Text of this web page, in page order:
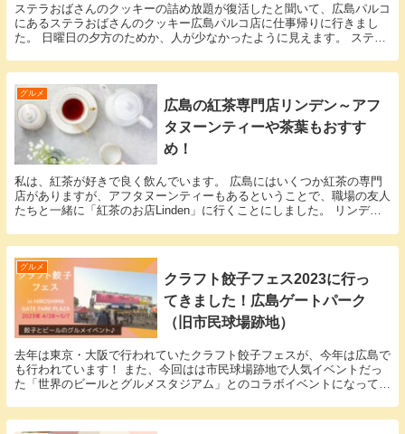
ステラおばさんのクッキーの詰め放題が復活したと聞いて、広島パルコ
にあるステラおばさんのクッキー広島パルコ店に仕事帰りに行きまし
た。 日曜日の夕方のためか、人が少なかったように見えます。 ステラ
グルメ
広島の紅茶専門店リンデン～アフ
タヌーンティーや茶葉もおすす
め！
私は、紅茶が好きで良く飲んでいます。 広島にはいくつか紅茶の専門
店がありますが、アフタヌーンティーもあるということで、職場の友人
たちと一緒に「紅茶のお店Linden」に行くことにしました。 リンデン
グルメ
クラフト餃子フェス2023に行っ
てきました！広島ゲートパーク
（旧市民球場跡地）
去年は東京・大阪で行われていたクラフト餃子フェスが、今年は広島で
も行われています！ また、今回はは市民球場跡地で人気イベントだっ
た「世界のビールとグルメスタジアム」とのコラボイベントになってパ